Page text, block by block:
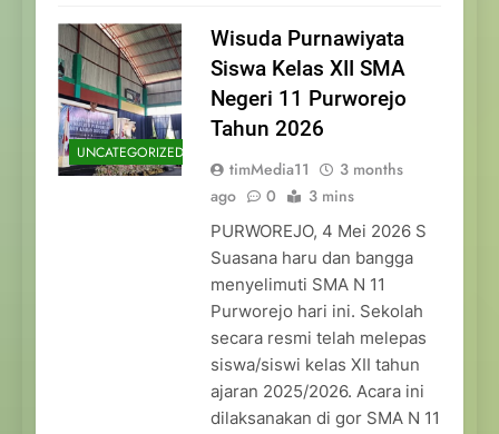
UNCATEGORIZED
Wisuda Purnawiyata
Siswa Kelas XII SMA
Negeri 11 Purworejo
Tahun 2026
timMedia11
3 months
ago
0 3 mins
PURWOREJO, 4 Mei 2026 S
Suasana haru dan bangga
menyelimuti SMA N 11
Purworejo hari ini. Sekolah
secara resmi telah melepas
siswa/siswi kelas XII tahun
ajaran 2025/2026. Acara ini
dilaksanakan di gor SMA N 11